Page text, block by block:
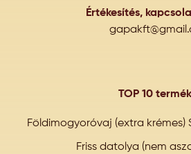
Értékesítés,
TOP 10 termék
Földimogyoróvaj (extra krémes)
Friss datolya (nem